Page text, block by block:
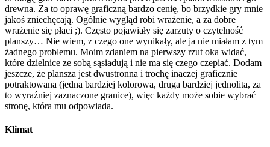
drewna. Za to oprawę graficzną bardzo cenię, bo brzydkie gry mnie
jakoś zniechęcają. Ogólnie wygląd robi wrażenie, a za dobre
wrażenie się płaci ;). Często pojawiały się zarzuty o czytelność
planszy… Nie wiem, z czego one wynikały, ale ja nie miałam z tym
żadnego problemu. Moim zdaniem na pierwszy rzut oka widać,
które dzielnice ze sobą sąsiadują i nie ma się czego czepiać. Dodam
jeszcze, że plansza jest dwustronna i trochę inaczej graficznie
potraktowana (jedna bardziej kolorowa, druga bardziej jednolita, za
to wyraźniej zaznaczone granice), więc każdy może sobie wybrać
stronę, która mu odpowiada.
Klimat